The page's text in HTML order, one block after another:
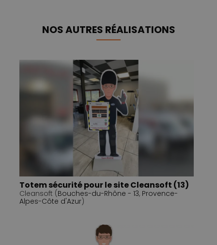
NOS AUTRES RÉALISATIONS
Totem sécurité pour le site Cleansoft (13)
Cleansoft (Bouches-du-Rhône - 13, Provence-
Alpes-Côte d'Azur)